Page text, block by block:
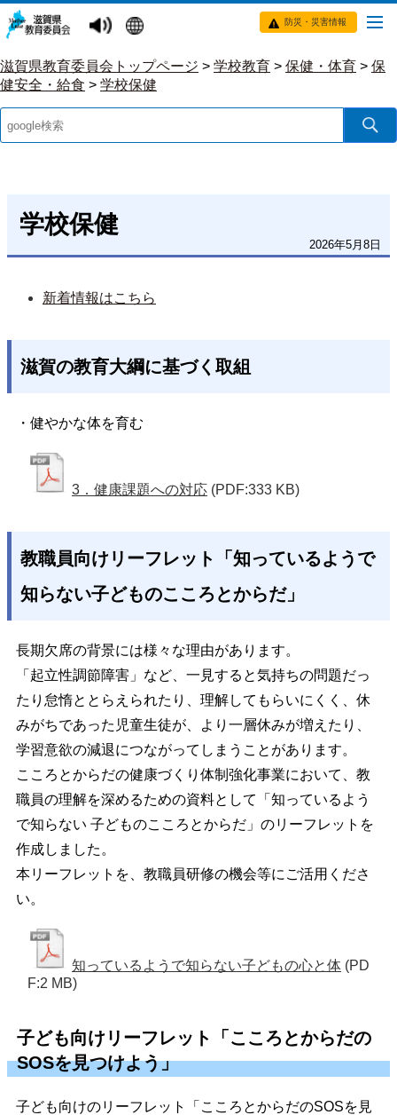
防災・災害情報
滋賀県教育委員会トップページ > 学校教育 > 保健・体育 > 保
健安全・給食 > 学校保健
学校保健
2026年5月8日
新着情報はこちら
滋賀の教育大綱に基づく取組
・健やかな体を育む
3．健康課題への対応 (PDF:333 KB)
教職員向けリーフレット「知っているようで
知らない子どものこころとからだ」
長期欠席の背景には様々な理由があります。
「起立性調節障害」など、一見すると気持ちの問題だっ
たり怠惰ととらえられたり、理解してもらいにくく、休
みがちであった児童生徒が、より一層休みが増えたり、
学習意欲の減退につながってしまうことがあります。
こころとからだの健康づくり体制強化事業において、教
職員の理解を深めるための資料として「知っているよう
で知らない 子どものこころとからだ」のリーフレットを
作成しました。
本リーフレットを、教職員研修の機会等にご活用くださ
い。
知っているようで知らない子どもの心と体 (PD
F:2 MB)
子ども向けリーフレット「こころとからだの
SOSを見つけよう」
子ども向けのリーフレット「こころとからだのSOSを見